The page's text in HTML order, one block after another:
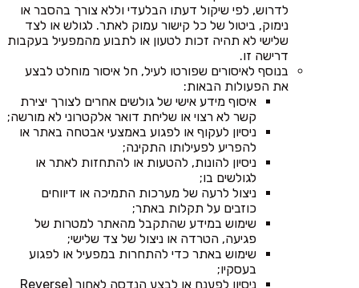
לדרוש, לפי שיקול דעתו הבלעדי וללא צורך בהסבר או
נימוק, ביטול של כל קישור עמוק לאתר. לגולש או לצד
שלישי לא תהיה זכות לטעון או לתבוע מהמפעיל בעקבות
דרישה זו.
בנוסף לאיסורים שפורטו לעיל, חל איסור מוחלט לבצע
את הפעולות הבאות:
איסוף מידע אישי של גולשים אחרים לצורך יצירת
קשר לא רצוי או שליחת דואר אלקטרוני לא מורשה;
ניסיון לעקוף או לפגוע באמצעי אבטחה באתר או
להפריע לפעילותו התקינה;
ניסיון להונות, להטעות או להתחזות לאתר או
לגולשים בו;
ניצול לרעה של מערכות התמיכה או דיווחים
כוזבים על תקלות באתר;
שימוש במידע שהתקבל מהאתר למטרות של
פגיעה, הטרדה או ניצול של צד שלישי;
שימוש באתר כדי להתחרות במפעיל או לפגוע
בעסקיו;
ניסיון לפענח או לבצע הנדסה לאחור (Reverse